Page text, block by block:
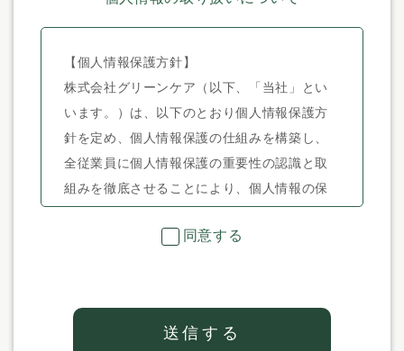
【個人情報保護方針】
株式会社グリーンケア（以下、「当社」とい
います。）は、以下のとおり個人情報保護方
針を定め、個人情報保護の仕組みを構築し、
全従業員に個人情報保護の重要性の認識と取
組みを徹底させることにより、個人情報の保
紛失・破損・改ざん・漏洩などを防止するた
め、セキュリティシステムの維持・管理体制
同意する